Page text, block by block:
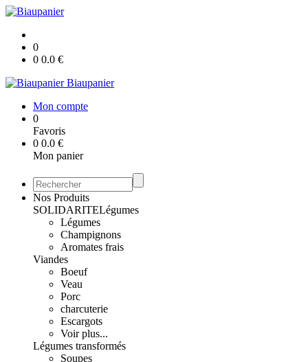
0
0 0.0 €
Biaupanier
Mon compte
0
Favoris
0 0.0 €
Mon panier
Nos Produits
SOLIDARITELégumes
Légumes
Champignons
Aromates frais
Viandes
Boeuf
Veau
Porc
charcuterie
Escargots
Voir plus...
Légumes transformés
Soupes